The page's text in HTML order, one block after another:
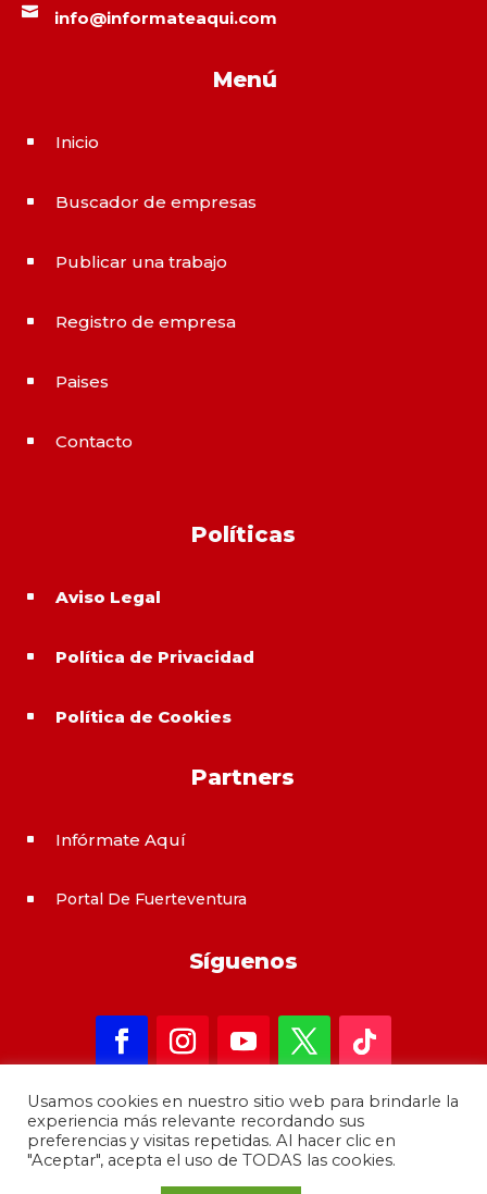
 info@informateaqui.com
Menú
^ Inicio
^ Buscador de empresas
^ Publicar una trabajo
^ Registro de empresa
^ Paises
^ Contacto
Políticas
^ Aviso Legal
^ Política de Privacidad
^ Política de Cookies
Partners
^ Infórmate Aquí
^ Portal De Fuerteventura
Síguenos
Copyright 2021 – informateAqui · Desarrollado por
Usamos cookies en nuestro sitio web para brindarle la
experiencia más relevante recordando sus
preferencias y visitas repetidas. Al hacer clic en
"Aceptar", acepta el uso de TODAS las cookies.